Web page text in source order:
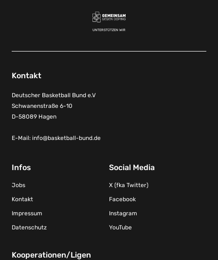
UNTERSTÜTZEN WIR
Kontakt
Deutscher Basketball Bund e.V
Schwanenstraße 6-10
D-58089 Hagen
E-Mail: info@basketball-bund.de
Infos
Jobs
Kontakt
Impressum
Datenschutz
Social Media
X (fka Twitter)
Facebook
Instagram
YouTube
Kooperationen/Ligen